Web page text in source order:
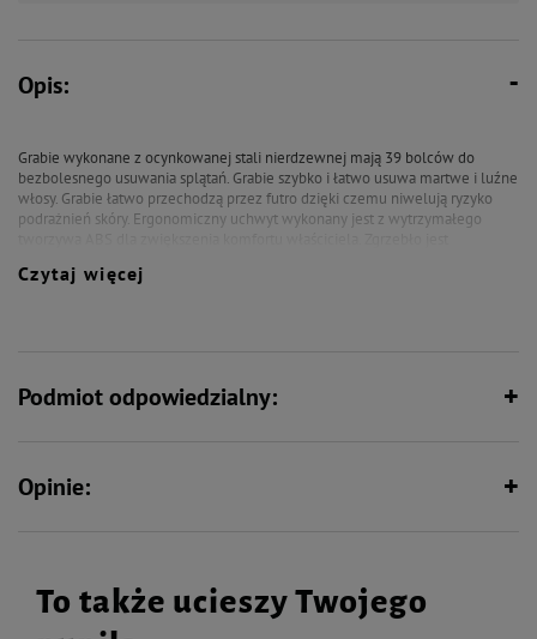
Opis:
Grabie wykonane z ocynkowanej stali nierdzewnej mają 39 bolców do
bezbolesnego usuwania splątań. Grabie szybko i łatwo usuwa martwe i luźne
włosy. Grabie łatwo przechodzą przez futro dzięki czemu niwelują ryzyko
podrażnień skóry. Ergonomiczny uchwyt wykonany jest z wytrzymałego
Czytaj więcej
Podmiot odpowiedzialny:
Opinie:
To także ucieszy Twojego